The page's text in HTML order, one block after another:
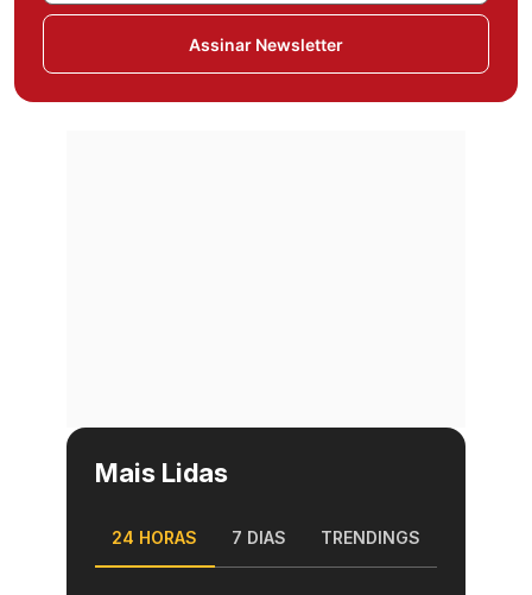
Assinar Newsletter
Mais Lidas
24 HORAS 7 DIAS TRENDINGS